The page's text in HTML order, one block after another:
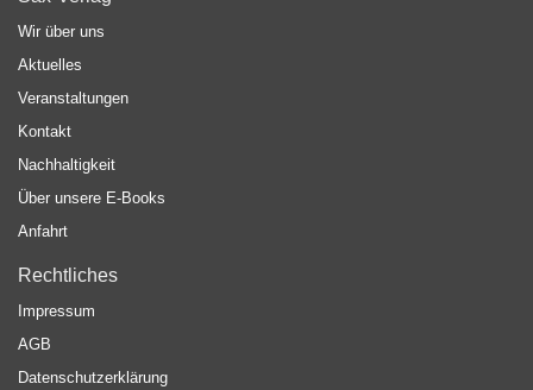
Wir über uns
Aktuelles
Veranstaltungen
Kontakt
Nachhaltigkeit
Über unsere E-Books
Anfahrt
Rechtliches
Impressum
AGB
Datenschutzerklärung